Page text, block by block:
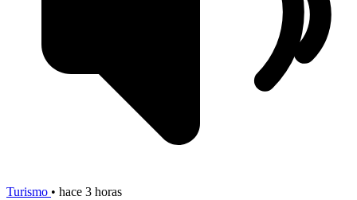
Turismo • hace 3 horas